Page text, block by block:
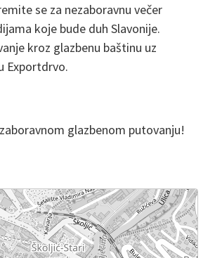
se za nezaboravnu večer
koje bude duh Slavonije.
kroz glazbenu baštinu uz
Exportdrvo.
glazbenom putovanju!